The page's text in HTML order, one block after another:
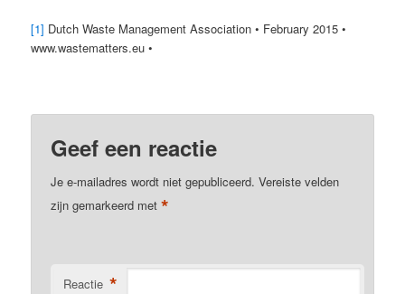
[1] Dutch Waste Management Association • February 2015 •
www.wastematters.eu •
Geef een reactie
Je e-mailadres wordt niet gepubliceerd. Vereiste velden
zijn gemarkeerd met*
Reactie *